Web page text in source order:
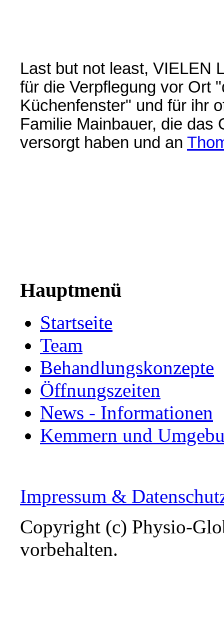
Last but not least, VIELEN
für die Verpflegung vor Ort
Küchenfenster" und für ihr
Familie Mainbauer, die das
versorgt haben und an
Hauptmenü
Startseite
Team
Behandlungskonzepte
Öffnungszeiten
News - Informationen
Kemmern und
Impressum &
Copyright (c) Physio-
vorbehalten.